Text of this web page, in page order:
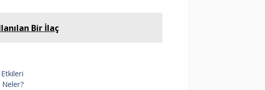
Bir İlaç
Neler?